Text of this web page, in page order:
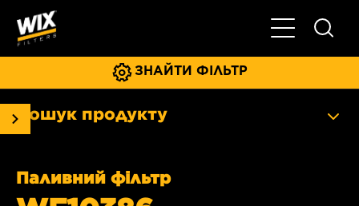
Увімкнути/
ЗНАЙТИ ФІЛЬТР
Пошук продукту
Паливний фільтр